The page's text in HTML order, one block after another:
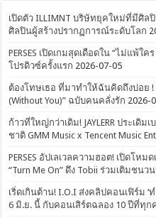
เปิดตัว ILLIMNT บริษัทยุคใหม่ที่มีศิลปิ
ศิลปินผู้สร้างปรากฏการณ์ระดับโลก
PERSES เปิดเกมสุดเดือดใน “ไม่แพ้ใค
โปรดิวซ์ครั้งแรก 2026-07-05
ต้องโทษเธอ ที่มาทำให้ฉันคิดถึงบ่อย !
(Without You)” ฉบับคนคลั่งรัก 2026-
ก้าวที่ใหญ่กว่าเดิม! JAYLERR ประเดิม
ชาติ GMM Music x Tencent Music
PERSES อัปเลเวลความฮอต! เปิดโ
“Turn Me On” ดึง Tobii ร่วมเติมชนว
เริ่ดเกินต้าน! I.O.I ส่งคลิปคอนเฟิร์ม
6 มิ.ย. นี้ กับคอนเสิร์ตฉลอง 10 ปีที่ทุก